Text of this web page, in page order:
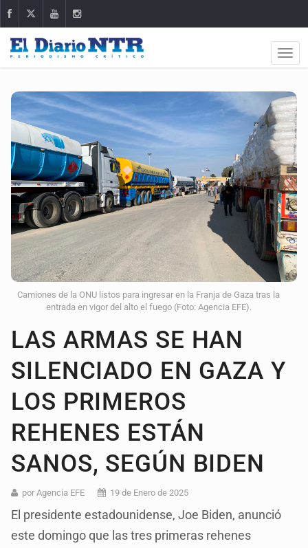
Camiones de la ONU listos para ingresar en la Franja de Gaza tras la
entrada en vigor del alto el fuego (Foto: Agencia EFE).
LAS ARMAS SE HAN
SILENCIADO EN GAZA Y
LOS PRIMEROS
REHENES ESTÁN
SANOS, SEGÚN BIDEN
por Agencia EFE 19 de Enero de 2025
El presidente estadounidense, Joe Biden, anunció
este domingo que las tres primeras rehenes